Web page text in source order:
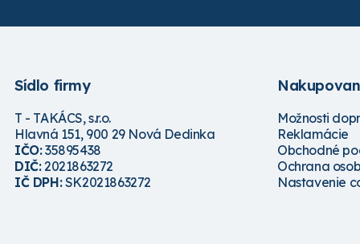
Sídlo firmy
T - TAKÁCS, s.r.o.
Hlavná 151, 900 29 Nová Dedinka
IČO:35895438
DIČ:2021863272
IČ DPH:SK2021863272
Možnosti
Reklamácie
Obchodné
Ochrana
Nastavenie